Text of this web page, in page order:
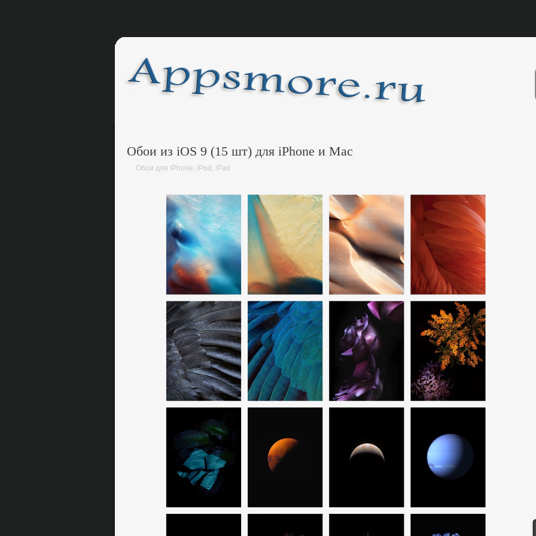
Обои из iOS 9 (15 шт) для iPhone и Mac
Обои для iPhone, iPod, iPad